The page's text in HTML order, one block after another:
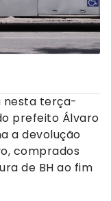
nesta terça-
prefeito Álvaro
a devolução
comprados
de BH ao fim